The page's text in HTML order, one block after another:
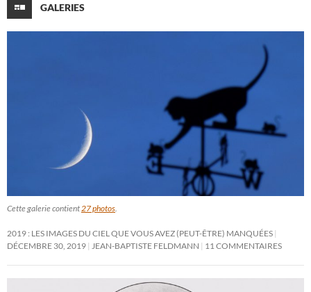
GALERIES
Cette galerie contient27 photos.
2019 : LES IMAGES DU CIEL QUE VOUS AVEZ (PEUT-ÊTRE) MANQUÉES
DÉCEMBRE 30, 2019 JEAN-BAPTISTE FELDMANN 11 COMMENTAIRES